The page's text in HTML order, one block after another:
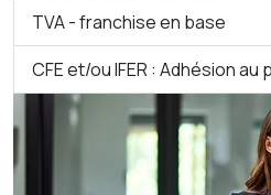
TVA - franchise en base
CFE et/ou IFER : Adhésion